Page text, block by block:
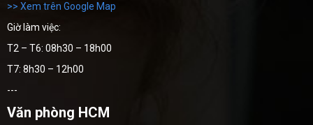
>> Xem trên Google Map
Giờ làm việc:
T2 – T6: 08h30 – 18h00
T7: 8h30 – 12h00
---
Văn phòng HCM